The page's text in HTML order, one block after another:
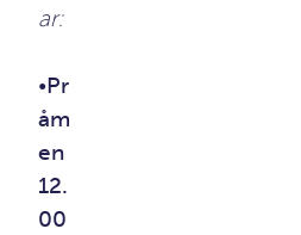
ar:
•Pr
åm
en
12.
00